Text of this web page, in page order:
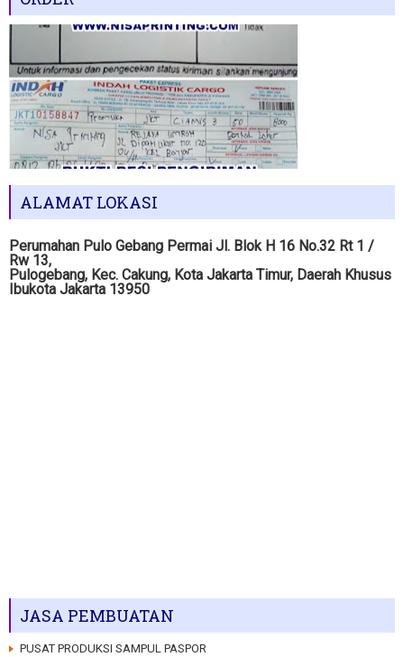
ALAMAT LOKASI
Perumahan Pulo Gebang Permai Jl. Blok H 16 No.32 Rt 1 /
Rw 13,
Pulogebang, Kec. Cakung, Kota Jakarta Timur, Daerah Khusus
Ibukota Jakarta 13950
JASA PEMBUATAN
PUSAT PRODUKSI SAMPUL PASPOR